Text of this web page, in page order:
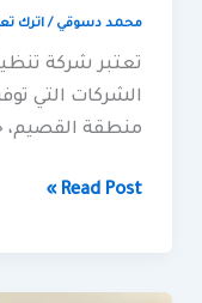
محمد دسوقي /اترك
تعتبر شركة
الشركات التي
منطقة القصيم،
Read Post »